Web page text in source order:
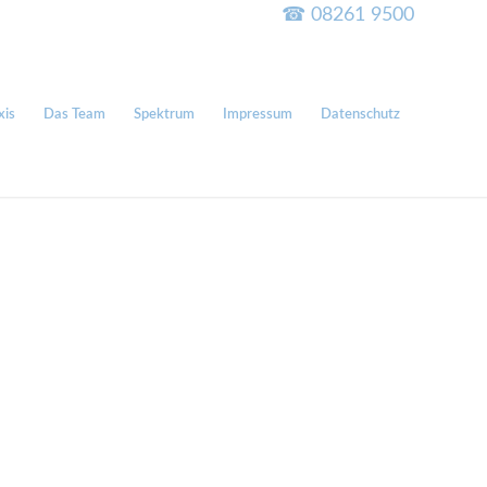
☎ 08261 9500
Das Team Spektrum Impressum Datenschutz